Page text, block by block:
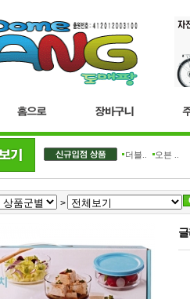
더블.. 오븐 ..
>